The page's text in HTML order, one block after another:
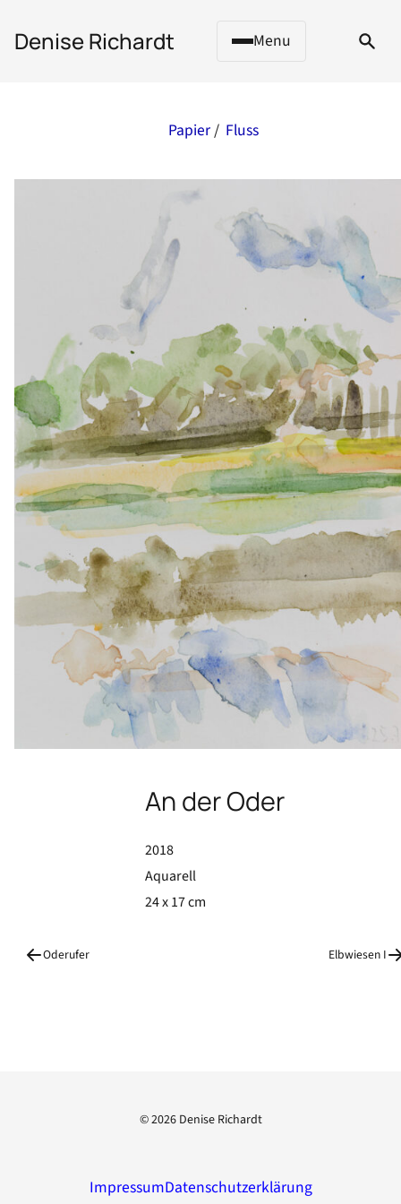
Denise Richardt Menu
Papier/ Fluss
An der Oder
2018
Aquarell
24 x 17 cm
Oderufer Elbwiesen I
© 2026 Denise Richardt
ImpressumDatenschutzerklärung